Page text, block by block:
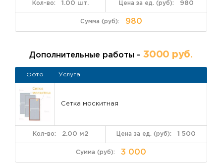
980
1.00 шт.
980
Дополнительные работы - 3000 руб.
Фото Услуга
Сетка москитная
1 500
2.00 м2
3 000